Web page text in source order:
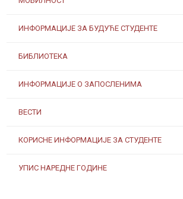
ИНФОРМАЦИЈЕ ЗА БУДУЋЕ СТУДЕНТЕ
БИБЛИОТЕКА
ИНФОРМАЦИЈЕ О ЗАПОСЛЕНИМА
ВЕСТИ
КОРИСНЕ ИНФОРМАЦИЈЕ ЗА СТУДЕНТЕ
УПИС НАРЕДНЕ ГОДИНЕ